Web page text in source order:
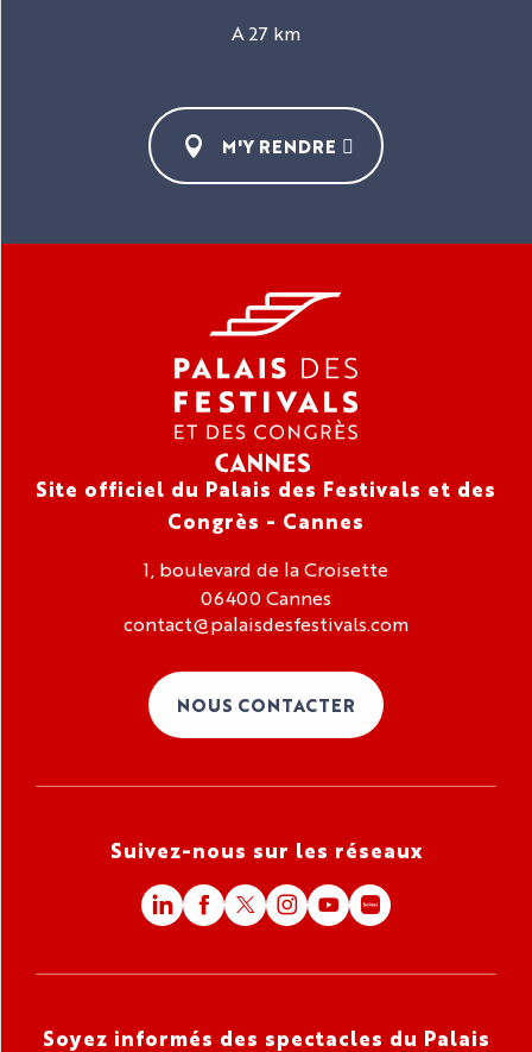
A 27 km
M'Y RENDRE
Site officiel du Palais des Festivals et des
Congrès - Cannes
1, boulevard de la Croisette
06400 Cannes
contact@palaisdesfestivals.com
NOUS CONTACTER
Suivez-nous sur les réseaux
Soyez informés des spectacles du Palais